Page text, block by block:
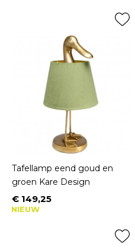
Tafellamp eend goud en
groen Kare Design
Prijs
€ 149,25
NIEUW